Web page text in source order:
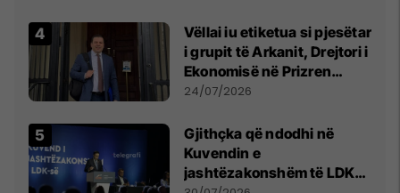
Vëllai iu etiketua si pjesëtar
i grupit të Arkanit, Drejtori i
Ekonomisë në Prizren
mohon pretendimet
24/07/2026
Gjithçka që ndodhi në
Kuvendin e
jashtëzakonshëm të LDK-